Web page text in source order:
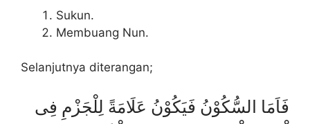
Sukun.
Membuang Nun.
Selanjutnya diterangan;
فَاَمَا السُّكُوْنُ فَيَكُوْنُ عَلَامَةً لِلْجَزْمِ فِى